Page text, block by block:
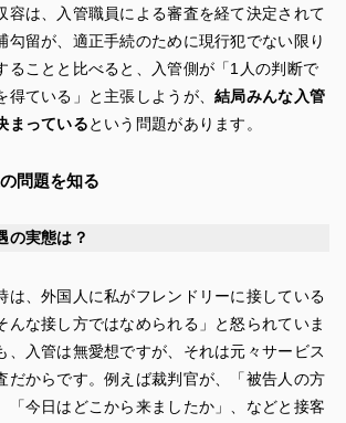
容は、入管職員による審査を経て決定されて
勾留が、適正手続のために現行犯でない限り
ることと比べると、入管側が「1人の判断で
得ている」と主張しようが、結局みんな入管
まっているという問題があります。
問題を知る
の実態は？
は、外国人に私がフレンドリーに接している
んな接し方ではなめられる」と怒られていま
、入管は無愛想ですが、それは元々サービス
だからです。例えば裁判官が、「被告人の方
「今日はどこから来ましたか」、などと接客